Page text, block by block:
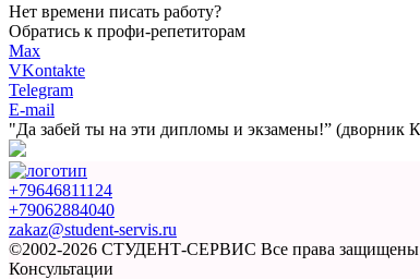
Нет времени писать работу?
Обратись к профи-репетиторам
Max
VKontakte
Telegram
E-mail
"Да забей ты на эти дипломы и экзамены!” (дворник
+79646811124
+79062884040
zakaz@student-servis.ru
©2002-2026 СТУДЕНТ-СЕРВИС Все права защищены
Консультации